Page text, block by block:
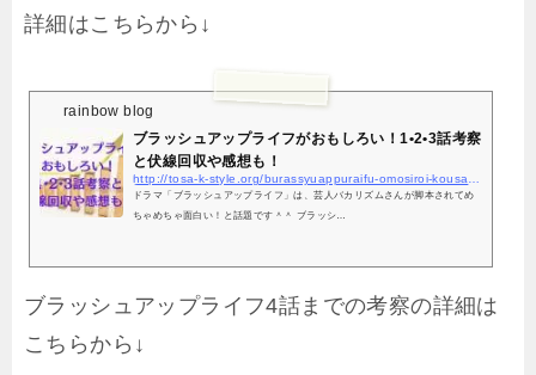
詳細はこちらから↓
rainbow blog
ブラッシュアップライフがおもしろい！1•2•3話考察
と伏線回収や感想も！
ドラマ「ブラッシュアップライフ」は、芸人バカリズムさんが脚本されてめ
ちゃめちゃ面白い！と話題です＾＾ ブラッシ…
ブラッシュアップライフ4話までの考察の詳細は
こちらから↓